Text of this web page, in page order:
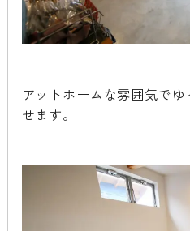
アットホームな雰囲気で
せます。